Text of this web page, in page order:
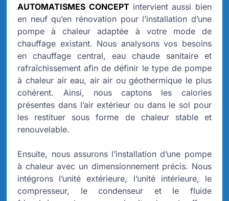
AUTOMATISMES CONCEPTintervient aussi bien
en neuf qu’en rénovation pour l’installation d’une
pompe à chaleur adaptée à votre mode de
chauffage existant. Nous analysons vos besoins
en chauffage central, eau chaude sanitaire et
rafraîchissement afin de définir le type de pompe
à chaleur air eau, air air ou géothermique le plus
cohérent. Ainsi, nous captons les calories
présentes dans l’air extérieur ou dans le sol pour
les restituer sous forme de chaleur stable et
renouvelable.
Ensuite, nous assurons l’installation d’une pompe
à chaleur avec un dimensionnement précis. Nous
intégrons l’unité extérieure, l’unité intérieure, le
compresseur, le condenseur et le fluide